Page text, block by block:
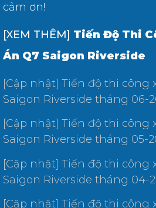
cảm ơn!
[XEM THÊM] Tiến Độ Thi
Án Q7 Saigon Riverside
[Cập nhật] Tiến độ thi công
Saigon Riverside tháng 06-
[Cập nhật] Tiến độ thi công
Saigon Riverside tháng 05-
[Cập nhật] Tiến độ thi công
Saigon Riverside tháng 04-
[Cập nhật] Tiến độ thi công